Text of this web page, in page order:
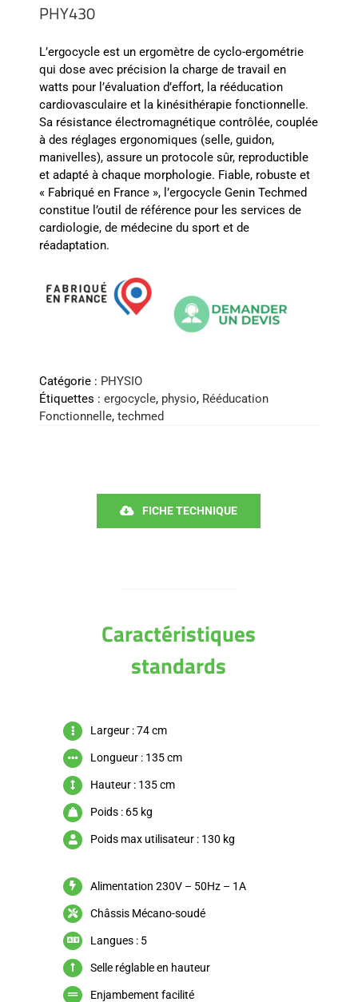
PHY430
L’ergocycle est un ergomètre de cyclo-ergométrie
qui dose avec précision la charge de travail en
watts pour l’évaluation d’effort, la rééducation
cardiovasculaire et la kinésithérapie fonctionnelle.
Sa résistance électromagnétique contrôlée, couplée
à des réglages ergonomiques (selle, guidon,
manivelles), assure un protocole sûr, reproductible
et adapté à chaque morphologie. Fiable, robuste et
« Fabriqué en France », l’ergocycle Genin Techmed
constitue l’outil de référence pour les services de
cardiologie, de médecine du sport et de
réadaptation.
Catégorie : PHYSIO
Étiquettes :ergocycle, physio, Rééducation
Fonctionnelle,techmed
FICHE TECHNIQUE
Caractéristiques
standards
Largeur : 74 cm
Longueur : 135 cm
Hauteur : 135 cm
Poids : 65 kg
Poids max utilisateur : 130 kg
Alimentation 230V – 50Hz – 1A
Châssis Mécano-soudé
Langues : 5
Selle réglable en hauteur
Enjambement facilité